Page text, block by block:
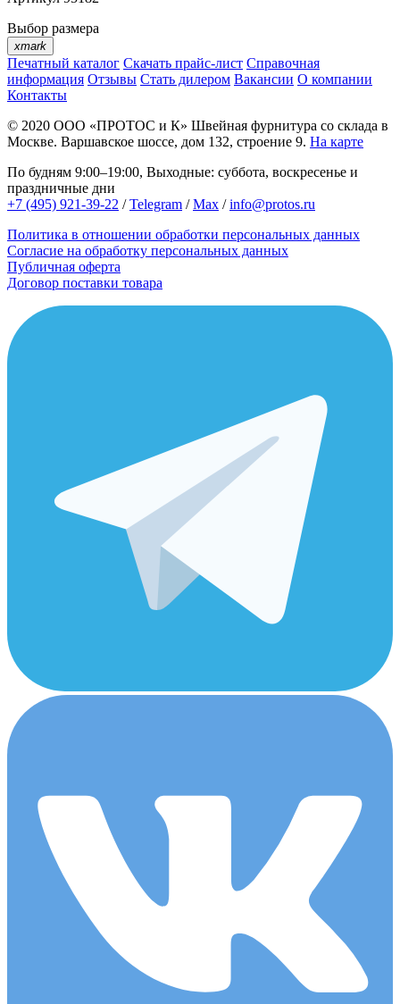
Выбор размера
xmark
Печатный каталог Скачать прайс-лист Справочная
информация Отзывы Стать дилером Вакансии О компании
Контакты
© 2020 ООО «ПРОТОС и К» Швейная фурнитура со склада в
Москве. Варшавское шоссе, дом 132, строение 9. На карте
По будням 9:00–19:00, Выходные: суббота, воскресенье и
праздничные дни
+7 (495) 921-39-22 /Telegram /Max /info@protos.ru
Политика в отношении обработки персональных данных
Согласие на обработку персональных данных
Публичная оферта
Договор поставки товара